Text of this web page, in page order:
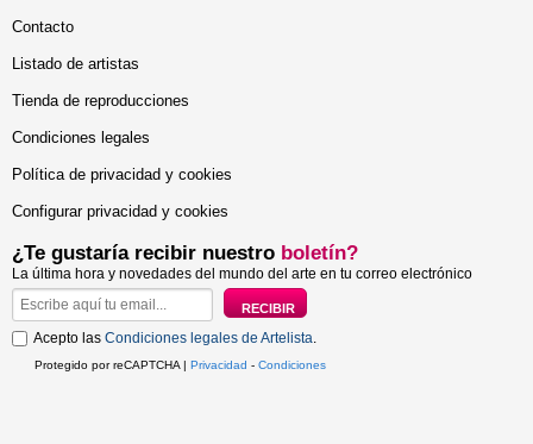
Contacto
Listado de artistas
Tienda de reproducciones
Condiciones legales
Política de privacidad y cookies
Configurar privacidad y cookies
¿Te gustaría recibir nuestro boletín?
La última hora y novedades del mundo del arte en tu correo electrónico
Acepto las Condiciones legales de Artelista.
Protegido por reCAPTCHA | Privacidad - Condiciones